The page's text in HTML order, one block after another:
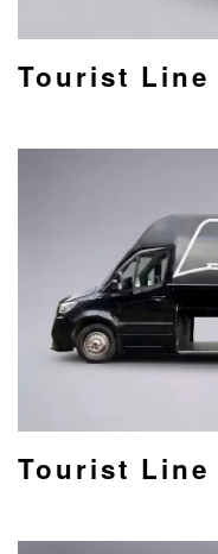
Tourist Line
Tourist Line